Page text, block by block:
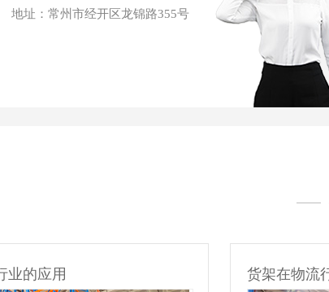
地址：常州市经开区龙锦路355号
业的应用 货架在模具